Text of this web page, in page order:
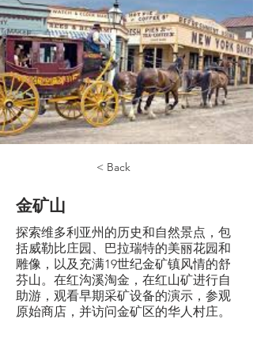
< Back
金矿山
探索维多利亚州的历史和自然景点，包
括威勒比庄园、巴拉瑞特的美丽花园和
雕像，以及充满19世纪金矿镇风情的舒
芬山。在红沟溪淘金，在红山矿进行自
助游，观看早期采矿设备的演示，参观
原始商店，并访问金矿区的华人村庄。